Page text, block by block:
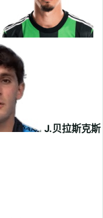
J.贝拉斯克斯